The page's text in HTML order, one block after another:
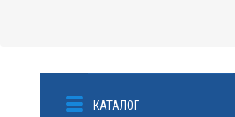
КАТАЛОГ